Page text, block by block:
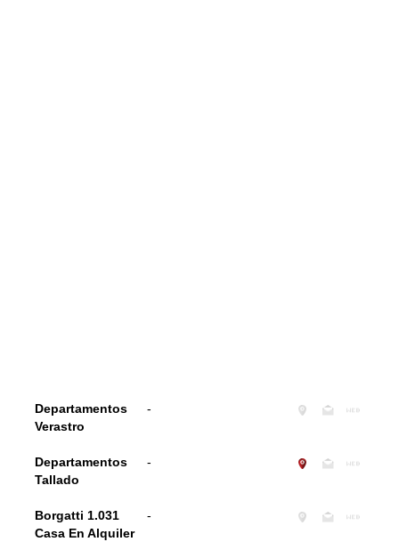
Departamentos
Verastro
-
Departamentos
Tallado
-
Borgatti 1.031
Casa En Alquiler
-